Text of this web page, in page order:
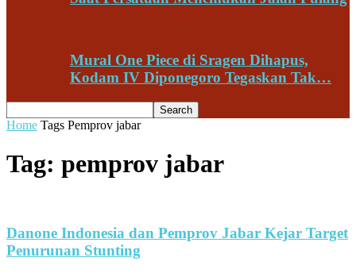
Mural One Piece di Sragen Dihapus,
Kodam IV Diponegoro Tegaskan Tak…
Home Tags Pemprov jabar
Tag: pemprov jabar
Danone Indonesia dan Pemprov Jabar Kejar Target
Penurunan Stunting